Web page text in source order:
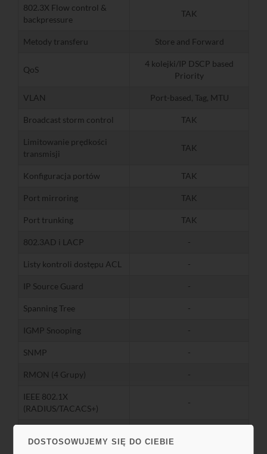
DOSTOSOWUJEMY SIĘ DO CIEBIE
802.3X Flow control &
backpressure
TAK
Metody transferu Store and Forward
QoS
4 kolejki/IP DSCP based
Priority
VLAN Port-based, Tag, MTU
Broadcast storm control TAK
Limitowanie prędkości
transmisji
TAK
Konfiguracja portów TAK
Port mirroring TAK
Port trunking TAK
802.3AD i LACP -
Listy kontroli dostępu ACL -
IP Source Guard -
Spanning Tree -
IGMP Snooping -
SNMP -
RMON (4 Grupy) -
IEEE 802.1X
(RADIUS/TACACS+)
-